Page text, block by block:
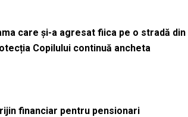
care și-a agresat fiica pe o stradă
Copilului continuă ancheta
financiar pentru pensionari